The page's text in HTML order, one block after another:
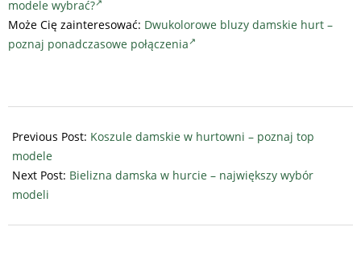
modele wybrać?
Może Cię zainteresować: Dwukolorowe bluzy damskie hurt –
poznaj ponadczasowe połączenia
02-
22
Previous Post: Koszule damskie w hurtowni – poznaj top
modele
Next Post: Bielizna damska w hurcie – największy wybór
modeli